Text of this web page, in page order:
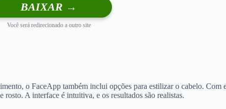
BAIXAR →
Você será redirecionado a outro site
o FaceApp também inclui opções para estilizar o cabelo.
A interface é intuitiva, e os resultados são realistas.